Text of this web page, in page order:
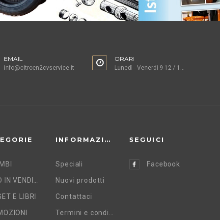
EMAIL
info@citroen2cvservice.it
ORARI
E LIBRI
INFORMAZIONI
Speciali
Nuovi prodotti
Contattaci
SEGUICI
Facebook